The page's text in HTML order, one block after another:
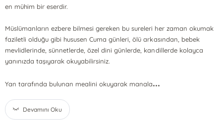
en mühim bir eserdir.
Müslümanların ezbere bilmesi gereken bu sureleri her zaman okumak
faziletli olduğu gibi hususen Cuma günleri, ölü arkasından, bebek
mevlidlerinde, sünnetlerde, özel dini günlerde, kandillerde kolayca
yanınızda taşıyarak okuyabilirsiniz.
Yan tarafında bulunan mealini okuyarak manala...
Devamını Oku